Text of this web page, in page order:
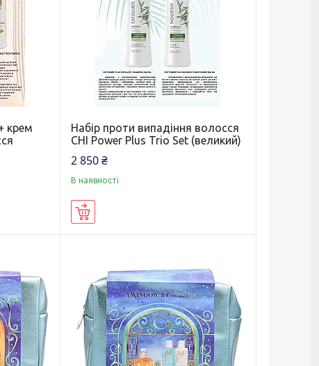
крем
Набір проти випадіння волосся
CHI Power Plus Trio Set (великий)
2 850 ₴
В наявності